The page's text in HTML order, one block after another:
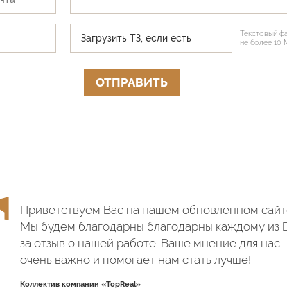
Загрузить ТЗ, если есть
Текстовый
не более 10
ОТПРАВИТЬ
Приветствуем Вас на нашем обновленном
Мы будем благодарны благодарны каждому из
за отзыв о нашей работе. Ваше мнение для нас
очень важно и помогает нам стать лучше!
Коллектив компании «TopReal»